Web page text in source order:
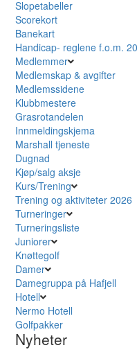
Slopetabeller
Scorekort
Banekart
Handicap- reglene f.o.m.
Medlemmer
Medlemskap & avgifter
Medlemssidene
Klubbmestere
Grasrotandelen
Innmeldingskjema
Marshall tjeneste
Dugnad
Kjøp/salg aksje
Kurs/Trening
Trening og aktiviteter 2026
Turneringer
Turneringsliste
Juniorer
Knøttegolf
Damer
Damegruppa på Hafjell
Hotell
Nermo Hotell
Golfpakker
Nyheter